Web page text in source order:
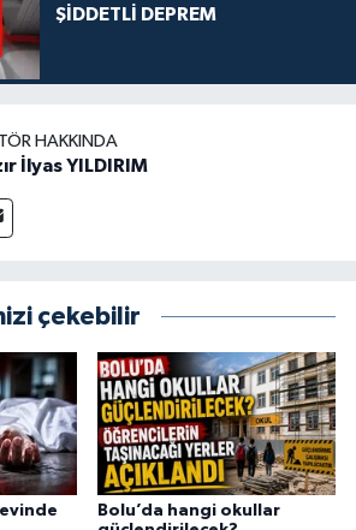
ŞİDDETLİ DEPREM
HAKKINDA
İlyas YILDIRIM
çekebilir
Bolu’da hangi okullar